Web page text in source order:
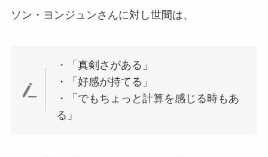
ソン・ヨンジュンさんに対し世間は、
・「真剣さがある」
・「好感が持てる」
・「でもちょっと計算を感じる時もあ
る」